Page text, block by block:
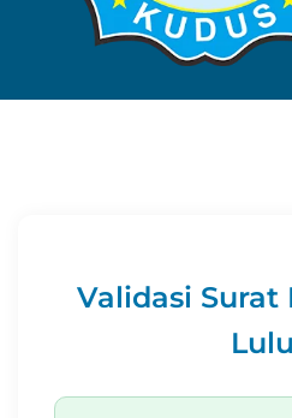
Validasi SKL
Validasi Surat